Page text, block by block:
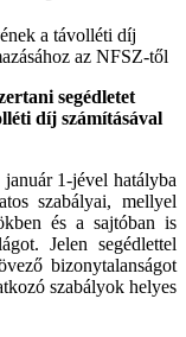
a távolléti díj
az NFSZ-től
segédletet
díj számításával
1-jével hatályba
szabályai, mellyel
és a sajtóban is
Jelen segédlettel
bizonytalanságot
szabályok helyes